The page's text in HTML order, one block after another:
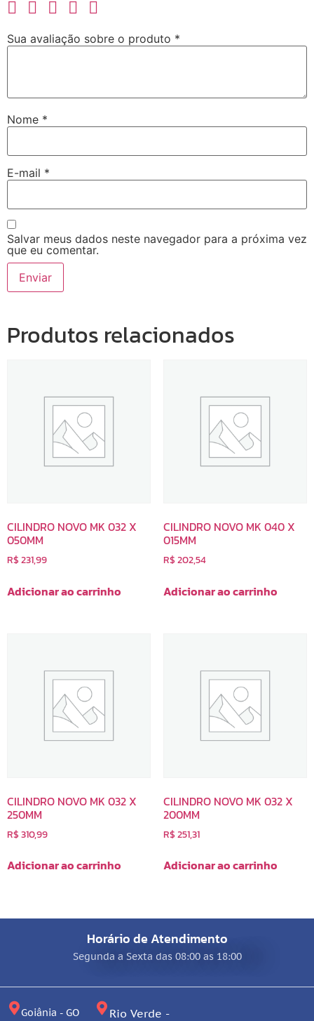
Sua avaliação sobre o produto *
Nome *
E-mail *
Salvar meus dados neste navegador para a próxima vez
que eu comentar.
Produtos relacionados
CILINDRO NOVO MK 032 X
050MM
R$231,99
Adicionar ao carrinho
CILINDRO NOVO MK 040 X
015MM
R$202,54
Adicionar ao carrinho
CILINDRO NOVO MK 032 X
250MM
R$310,99
Adicionar ao carrinho
CILINDRO NOVO MK 032 X
200MM
R$251,31
Adicionar ao carrinho
Horário de Atendimento
Segunda a Sexta das 08:00 as 18:00
Goiânia - GO
Rio Verde -